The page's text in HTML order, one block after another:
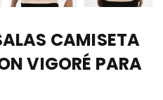
CAMISETA
VIGORÉ PARA